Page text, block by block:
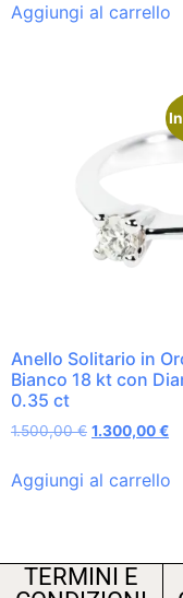
Aggiungi al carrello
Anello Solitario in
Bianco 18 kt con
0.35 ct
1.500,00€ 1.300,00€
Aggiungi al carrello
TERMINI E